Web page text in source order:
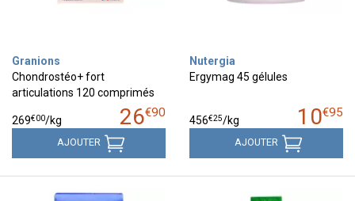
Granions
Chondrostéo+ fort
articulations 120 comprimés
26€90
269€00/kg
AJOUTER
Nutergia
Ergymag 45 gélules
10€95
456€25/kg
AJOUTER